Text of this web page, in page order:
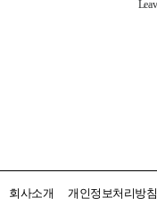
회사소개 개인정보처리방침